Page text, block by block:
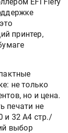
принтер,
не только
но и цена.
печати не
и 32 А4 стр./
выбор